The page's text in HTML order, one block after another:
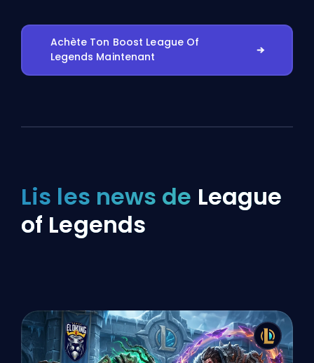
Achète Ton Boost League Of
Legends Maintenant
Lis les news de League
of Legends